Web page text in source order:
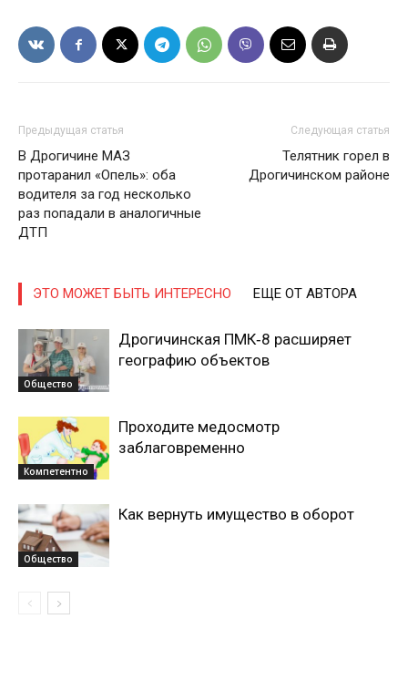
Газета
"Драгічынскі Веснік"
Предыдущая статья
В Дрогичине МАЗ
протаранил «Опель»: оба
водителя за год несколько
раз попадали в аналогичные
ДТП
Следующая статья
Телятник горел в
Дрогичинском районе
ЭТО МОЖЕТ БЫТЬ ИНТЕРЕСНО ЕЩЕ ОТ АВТОРА
Общество
Дрогичинская ПМК‑8 расширяет
географию объектов
Компетентно
Проходите медосмотр
заблаговременно
Общество
Как вернуть имущество в оборот